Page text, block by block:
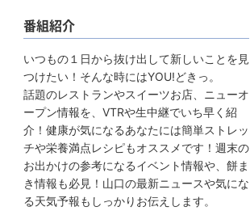
番組紹介
いつもの１日から抜け出して新しいことを見
つけたい！そんな時にはYOU!どきっ。
話題のレストランやスイーツお店、ニューオ
ープン情報を、VTRや生中継でいち早く紹
介！健康が気になるあなたには簡単ストレッ
チや栄養満点レシピもオススメです！週末の
お出かけの参考になるイベント情報や、餅ま
き情報も必見！山口の最新ニュースや気にな
る天気予報もしっかりお伝えします。